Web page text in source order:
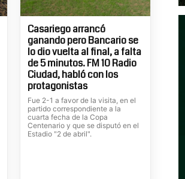
Casariego arrancó
ganando pero Bancario se
lo dio vuelta al final, a falta
de 5 minutos. FM 10 Radio
Ciudad, habló con los
protagonistas
Fue 2-1 a favor de la visita, en el
partido correspondiente a la
cuarta fecha de la Copa
Centenario y que se disputó en el
Estadio "2 de abril".